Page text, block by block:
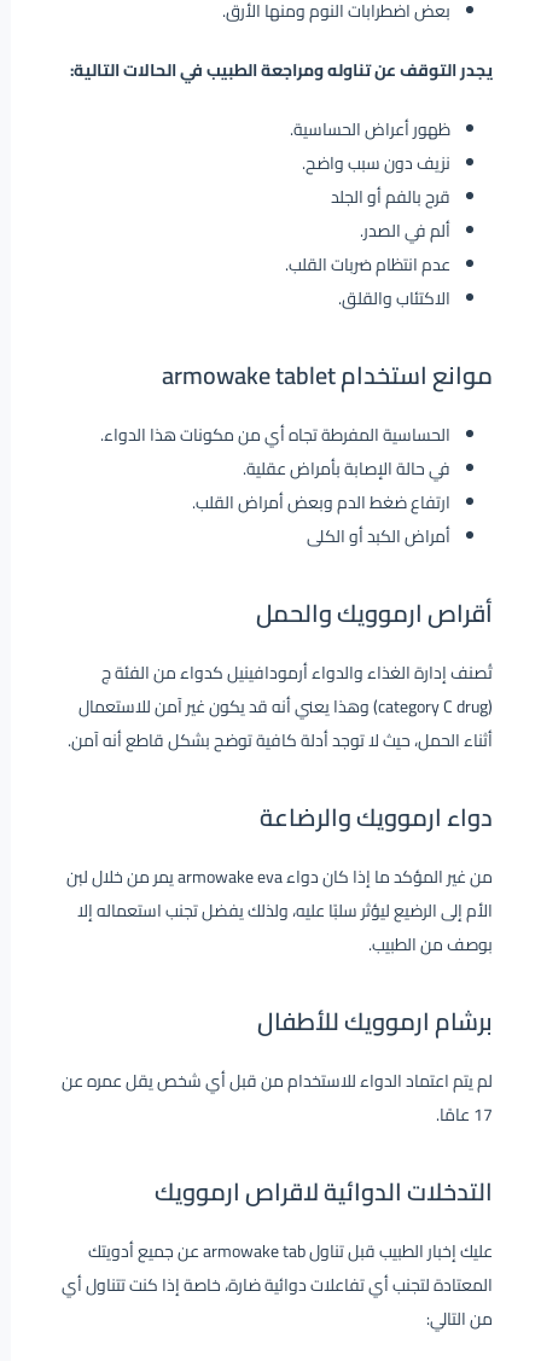
بعض اضطرابات النوم ومنها الأرق.
يجدر التوقف عن تناوله ومراجعة الطبيب في الحالات التالية:
ظهور أعراض الحساسية.
نزيف دون سبب واضح.
قرح بالفم أو الجلد
ألم في الصدر.
عدم انتظام ضربات القلب.
الاكتئاب والقلق.
موانع استخدام armowake tablet
الحساسية المفرطة تجاه أي من مكونات هذا الدواء.
في حالة الإصابة بأمراض عقلية.
ارتفاع ضغط الدم وبعض أمراض القلب.
أمراض الكبد أو الكلى
أقراص ارموويك والحمل
تُصنف إدارة الغذاء والدواء أرمودافينيل كدواء من الفئة ج
(category C drug) وهذا يعني أنه قد يكون غير آمن للاستعمال
أثناء الحمل، حيث لا توجد أدلة كافية توضح بشكل قاطع أنه آمن.
دواءارموويك والرضاعة
من غير المؤكد ما إذا كان دواء armowake eva يمر من خلال لبن
الأم إلى الرضيع ليؤثر سلبًا عليه، ولذلك يفضل تجنب استعماله إلا
بوصف من الطبيب.
برشام ارموويكللأطفال
لم يتم اعتماد الدواء للاستخدام من قبل أي شخص يقل عمره عن
17 عامًا.
التدخلات الدوائية لاقراص ارموويك
عليك إخبار الطبيب قبل تناول armowake tab عن جميع أدويتك
المعتادة لتجنب أي تفاعلات دوائية ضارة، خاصة إذا كنت تتناول أي
من التالي: